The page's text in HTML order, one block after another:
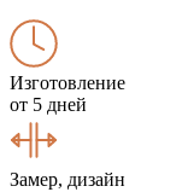
Изготовление
от 5 дней
Замер, дизайн